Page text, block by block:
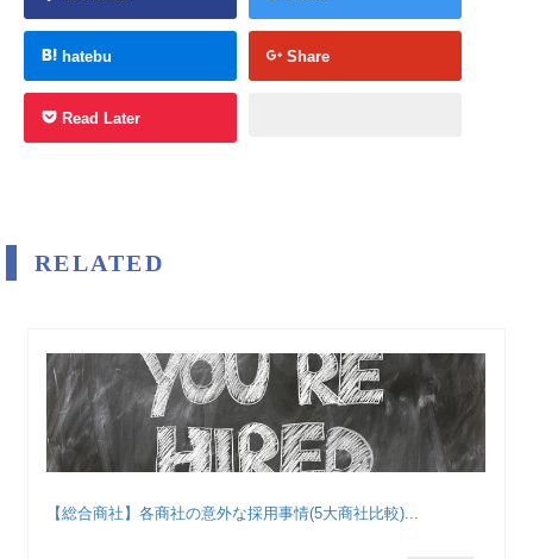
hatebu Share
Read Later
RELATED
【総合商社】各商社の意外な採用事情(5大商社比較)...